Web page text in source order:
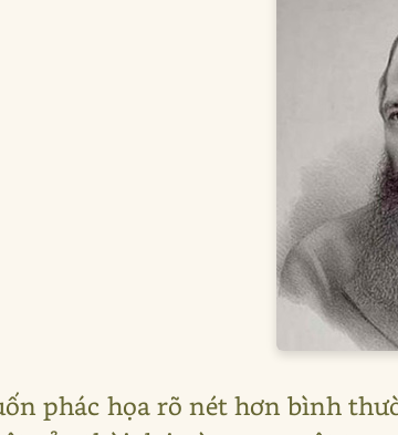
phác họa rõ nét hơn bình